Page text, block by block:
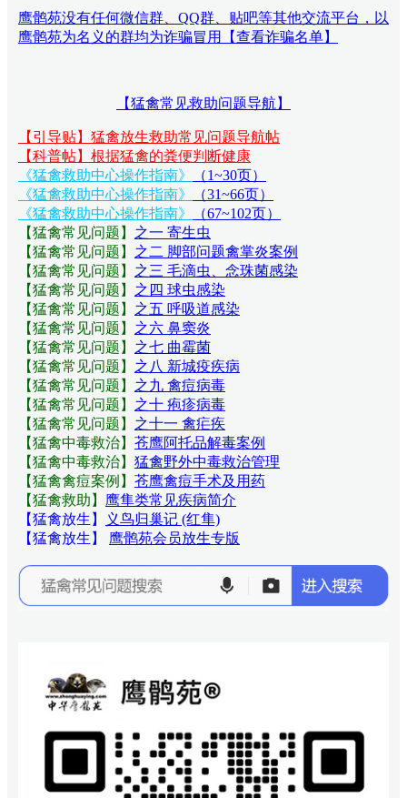
鹰鹘苑没有任何微信群、QQ群、贴吧等其他交流平台，以
鹰鹘苑为名义的群均为诈骗冒用【查看诈骗名单】
【猛禽常见救助问题导航】
【引导贴】猛禽放生救助常见问题导航帖
【科普帖】根据猛禽的粪便判断健康
《猛禽救助中心操作指南》
（1~30页）
《猛禽救助中心操作指南》
（31~66页）
《猛禽救助中心操作指南》
（67~102页）
【猛禽常见问题 】 之一 寄生虫
【猛禽常见问题 】 之二 脚部问题禽掌炎案例
【猛禽常见问题 】 之三 毛滴虫、念珠菌感染
【猛禽常见问题 】 之四 球虫感染
【猛禽常见问题 】 之五 呼吸道感染
【猛禽常见问题 】 之六 鼻窦炎
【猛禽常见问题 】 之七 曲霉菌
【猛禽常见问题 】 之八 新城疫疾病
【猛禽常见问题 】 之九 禽痘病毒
【猛禽常见问题 】 之十 疱疹病毒
【猛禽常见问题 】 之十一 禽疟疾
【猛禽中毒救治】 苍鹰阿托品解毒案例
【猛禽中毒救治】 猛禽野外中毒救治管理
【猛禽禽痘案例】 苍鹰禽痘手术及用药
【猛禽救助】 鹰隼类常见疾病简介
【猛禽放生】
义鸟归巢记 (红隼)
【猛禽放生】
鹰鹘苑会员放生专版